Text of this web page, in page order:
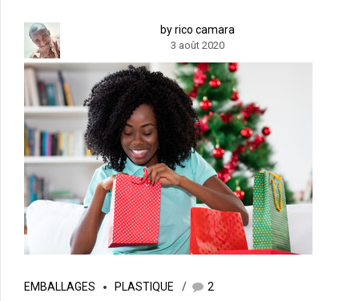
by rico camara
3 août 2020
EMBALLAGES PLASTIQUE 2